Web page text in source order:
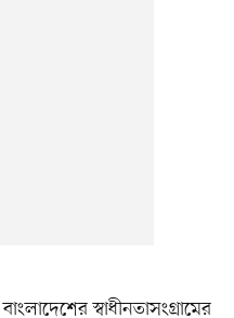
স্বাধীনতাসংগ্রামের